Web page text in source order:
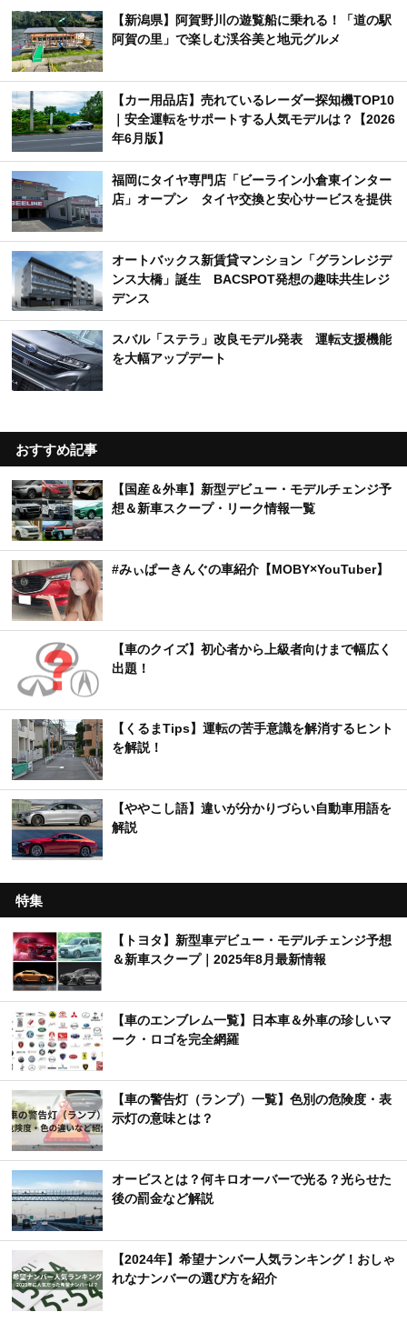
【新潟県】阿賀野川の遊覧船に乗れる！「道の駅
阿賀の里」で楽しむ渓谷美と地元グルメ
【カー用品店】売れているレーダー探知機TOP10
｜安全運転をサポートする人気モデルは？【2026
年6月版】
福岡にタイヤ専門店「ビーライン小倉東インター
店」オープン タイヤ交換と安心サービスを提供
オートバックス新賃貸マンション「グランレジデ
ンス大橋」誕生 BACSPOT発想の趣味共生レジ
デンス
スバル「ステラ」改良モデル発表 運転支援機能
を大幅アップデート
おすすめ記事
【国産＆外車】新型デビュー・モデルチェンジ予
想＆新車スクープ・リーク情報一覧
#みぃぱーきんぐの車紹介【MOBY×YouTuber】
【車のクイズ】初心者から上級者向けまで幅広く
出題！
【くるまTips】運転の苦手意識を解消するヒント
を解説！
【ややこし語】違いが分かりづらい自動車用語を
解説
特集
【トヨタ】新型車デビュー・モデルチェンジ予想
＆新車スクープ｜2025年8月最新情報
【車のエンブレム一覧】日本車＆外車の珍しいマ
ーク・ロゴを完全網羅
【車の警告灯（ランプ）一覧】色別の危険度・表
示灯の意味とは？
オービスとは？何キロオーバーで光る？光らせた
後の罰金など解説
【2024年】希望ナンバー人気ランキング！おしゃ
れなナンバーの選び方を紹介